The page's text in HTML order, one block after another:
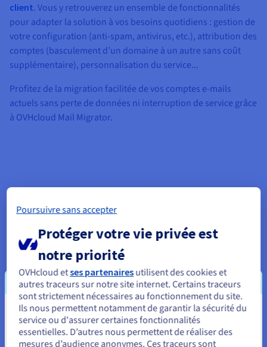
client. Vous y retrouverez un ensemble de fonctionnalités
pour adapter la solution à vos besoins quotidiens : gestion de
votre configuration (anti-spam, antivirus, etc.), attribution des
comptes (basculement d’un domaine à un autre sans coût
supplémentaire), personnalisation du service...
Profitez de la migration facilitée de vos comptes e-mails
actuels sans perte de données ni interruption de service grâce
à OVHcloud Mail Migrator.
Vous semblez être localisé en États-
Unis.
Poursuivre sans accepter
Protéger votre vie privée est
notre priorité
OVHcloud etses partenairesutilisent des cookies et
autres traceurs sur notre site internet. Certains traceurs
sont strictement nécessaires au fonctionnement du site.
Ils nous permettent notamment de garantir la sécurité du
service ou d'assurer certaines fonctionnalités
essentielles. D’autres nous permettent de réaliser des
mesures d’audience anonymes. Ces traceurs sont